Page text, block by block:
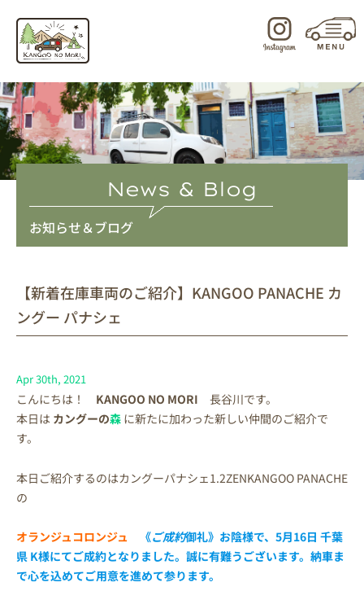
キ
ッ
プ
News & Blog
お知らせ＆ブログ
【新着在庫車両のご紹介】KANGOO PANACHE カ
ングー パナシェ
Apr 30th, 2021
こんにちは！ KANGOO NO MORI 長谷川です。
本日は カングーの森 に新たに加わった新しい仲間のご紹介で
す。
本日ご紹介するのはカングーパナシェ1.2ZENKANGOO PANACHE
の
オランジュコロンジュ 《ご成約御礼》お陰様で、5月16日 千葉
県 K様にてご成約となりました。誠に有難うございます。納車ま
で心を込めてご用意を進めて参ります。